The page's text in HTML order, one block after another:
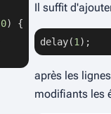
0) {
Il suffit
delay(1 );
après les lignes
modifiants les